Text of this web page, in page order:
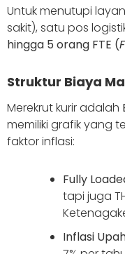
Untuk menutupi
sakit), satu pos
hingga 5 orang FTE (
Struktur Biaya
Merekrut kurir adalah
memiliki grafik yang
faktor inflasi:
Fully
tapi juga
Inflasi